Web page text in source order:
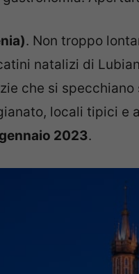
. Non troppo
natalizi di
che si
locali tipici e
2023.